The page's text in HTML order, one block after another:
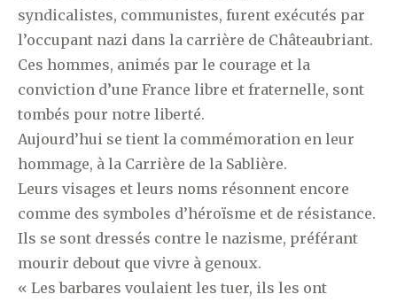
syndicalistes, communistes, furent exécutés par
l’occupant nazi dans la carrière de Châteaubriant.
Ces hommes, animés par le courage et la
conviction d’une France libre et fraternelle, sont
tombés pour notre liberté.
Aujourd’hui se tient la commémoration en leur
hommage, à la Carrière de la Sablière.
Leurs visages et leurs noms résonnent encore
comme des symboles d’héroïsme et de résistance.
Ils se sont dressés contre le nazisme, préférant
mourir debout que vivre à genoux.
« Les barbares voulaient les tuer, ils les ont